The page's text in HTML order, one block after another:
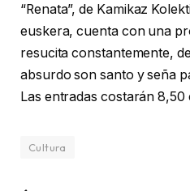
“Renata”, de Kamikaz
euskera, cuenta con una
resucita constantemente,
absurdo son santo y seña
Las entradas costarán 8,50
Cultura